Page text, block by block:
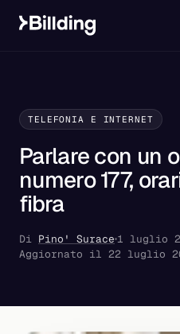
TELEFONIA E INTERNET
Parlare con un
numero 177,
fibra
Di Pino' Surace 1 luglio
Aggiornato il 22 luglio